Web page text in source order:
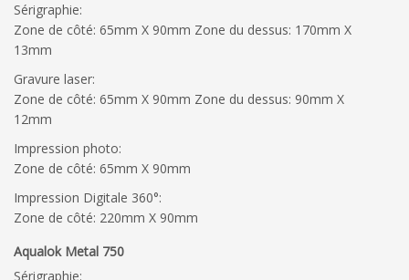
Sérigraphie:
Zone de côté: 65mm X 90mm Zone du dessus: 170mm X
13mm
Gravure laser:
Zone de côté: 65mm X 90mm Zone du dessus: 90mm X
12mm
Impression photo:
Zone de côté: 65mm X 90mm
Impression Digitale 360°:
Zone de côté: 220mm X 90mm
Aqualok Metal 750
Sérigraphie: